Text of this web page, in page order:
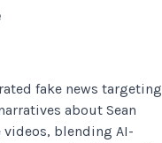
fake news targeting
about Sean
videos, blending AI-